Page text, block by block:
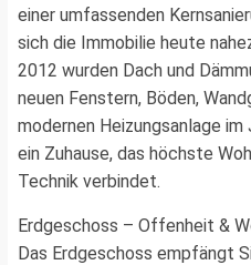
einer umfassenden
sich die Immobilie heute
2012 wurden Dach und
neuen Fenstern, Böden,
modernen Heizungsanlage
ein Zuhause, das höchste
Technik verbindet.
Erdgeschoss – Offenheit &
Das Erdgeschoss empfängt